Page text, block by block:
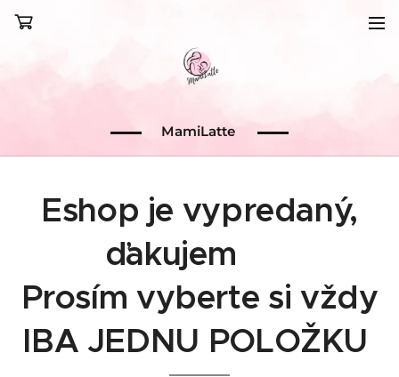
MamiLatte
Eshop je vypredaný,
ďakujem 💗
Prosím vyberte si vždy
IBA JEDNU POLOŽKU